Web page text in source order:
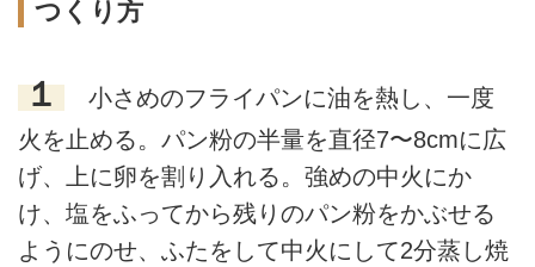
つくり方
１
小さめのフライパンに油を熱し、一度
火を止める。パン粉の半量を直径7〜8cmに広
げ、上に卵を割り入れる。強めの中火にか
け、塩をふってから残りのパン粉をかぶせる
ようにのせ、ふたをして中火にして2分蒸し焼